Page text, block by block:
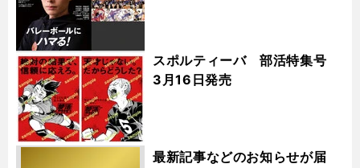
スポルティーバ 部活特集号
3月16日発売
最新記事などのお知らせが届